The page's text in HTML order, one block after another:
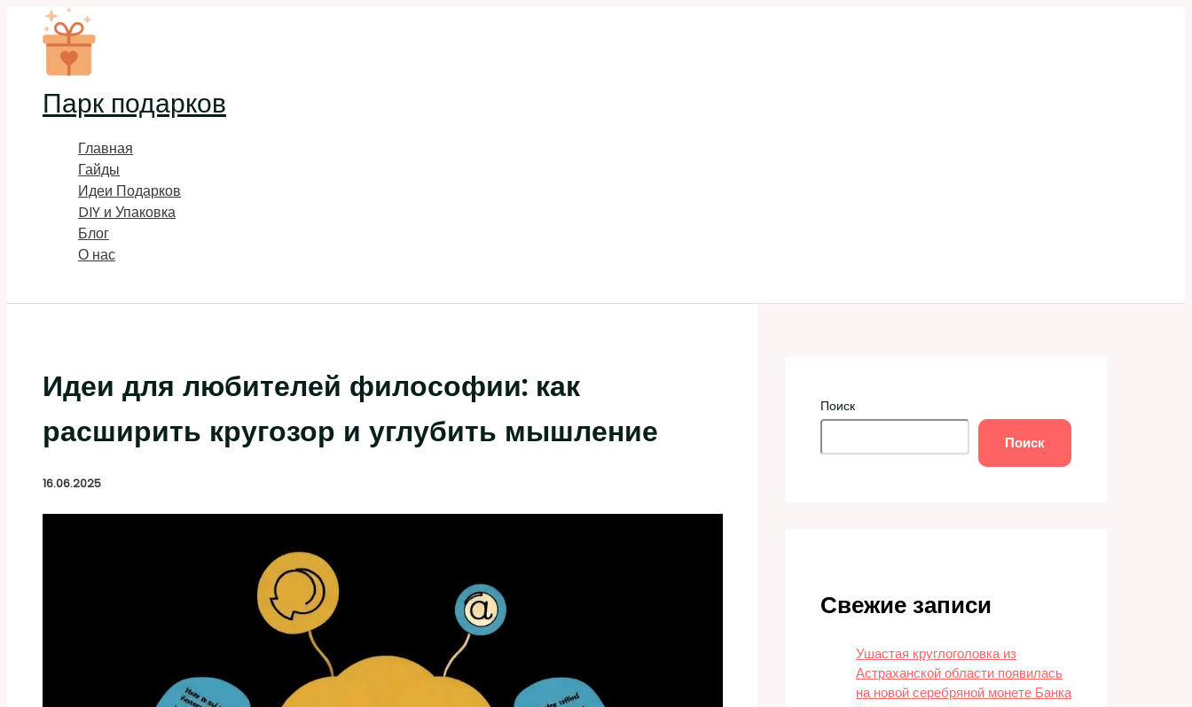
Перейти
содержимому
Парк подарков
Главная
Гайды
Идеи Подарков
DIY и Упаковка
Блог
О нас
Идеи для любителей философии: как
расширить кругозор и углубить мышление
16.06.2025
Поиск
Поиск
Свежие записи
Ушастая круглоголовка из
Астраханской области появилась
на новой серебряной монете Банка